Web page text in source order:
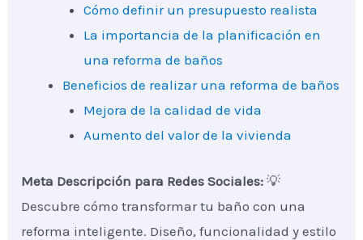
Cómo definir un presupuesto realista
La importancia de la planificación en
una reforma de baños
Beneficios de realizar una reforma de baños
Mejora de la calidad de vida
Aumento del valor de la vivienda
Meta Descripción para Redes Sociales: 💡
Descubre cómo transformar tu baño con una
reforma inteligente. Diseño, funcionalidad y estilo